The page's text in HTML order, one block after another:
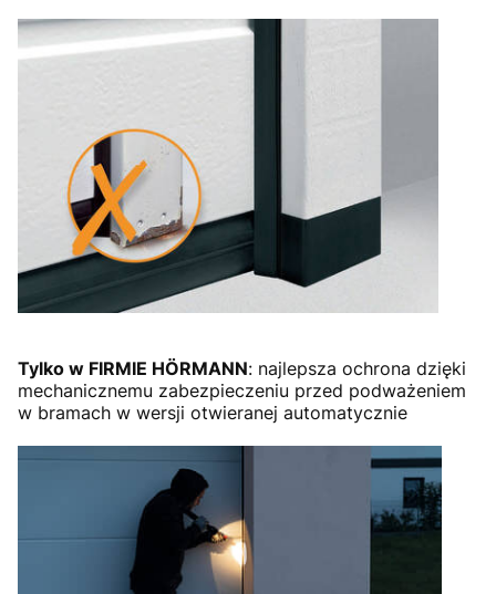
Tylko w FIRMIE HÖRMANN: najlepsza ochrona dzięki
mechanicznemu zabezpieczeniu przed podważeniem
w bramach w wersji otwieranej automatycznie